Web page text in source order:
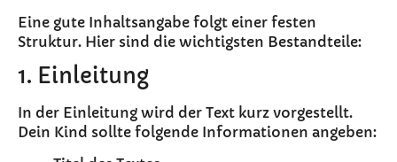
Eine gute Inhaltsangabe folgt einer festen
Struktur. Hier sind die wichtigsten Bestandteile:
1. Einleitung
In der Einleitung wird der Text kurz vorgestellt.
Dein Kind sollte folgende Informationen angeben: